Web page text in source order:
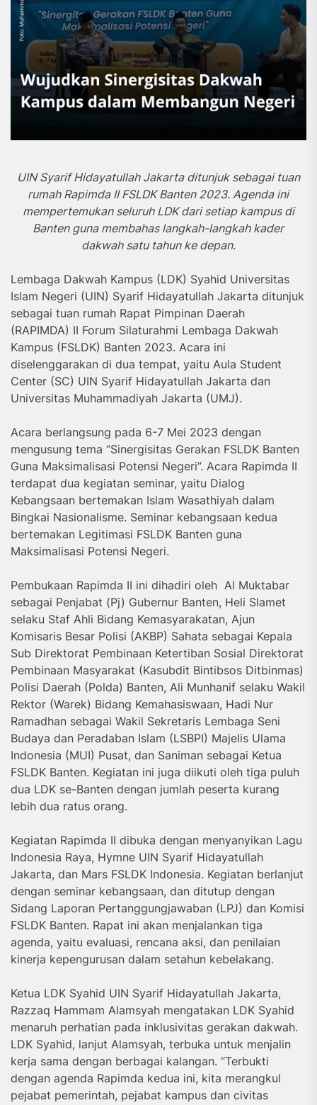
UIN Syarif Hidayatullah Jakarta ditunjuk sebagai tuan
rumah Rapimda II FSLDK Banten 2023. Agenda ini
mempertemukan seluruh LDK dari setiap kampus di
Banten guna membahas langkah-langkah kader
dakwah satu tahun ke depan.
Lembaga Dakwah Kampus (LDK) Syahid Universitas
Islam Negeri (UIN) Syarif Hidayatullah Jakarta ditunjuk
sebagai tuan rumah Rapat Pimpinan Daerah
(RAPIMDA) II Forum Silaturahmi Lembaga Dakwah
Kampus (FSLDK) Banten 2023. Acara ini
diselenggarakan di dua tempat, yaitu Aula Student
Center (SC) UIN Syarif Hidayatullah Jakarta dan
Universitas Muhammadiyah Jakarta (UMJ).
Acara berlangsung pada 6-7 Mei 2023 dengan
mengusung tema “Sinergisitas Gerakan FSLDK Banten
Guna Maksimalisasi Potensi Negeri”. Acara Rapimda II
terdapat dua kegiatan seminar, yaitu Dialog
Kebangsaan bertemakan Islam Wasathiyah dalam
Bingkai Nasionalisme. Seminar kebangsaan kedua
bertemakan Legitimasi FSLDK Banten guna
Maksimalisasi Potensi Negeri.
Pembukaan Rapimda II ini dihadiri oleh Al Muktabar
sebagai Penjabat (Pj) Gubernur Banten, Heli Slamet
selaku Staf Ahli Bidang Kemasyarakatan, Ajun
Komisaris Besar Polisi (AKBP) Sahata sebagai Kepala
Sub Direktorat Pembinaan Ketertiban Sosial Direktorat
Pembinaan Masyarakat (Kasubdit Bintibsos Ditbinmas)
Polisi Daerah (Polda) Banten, Ali Munhanif selaku Wakil
Rektor (Warek) Bidang Kemahasiswaan, Hadi Nur
Ramadhan sebagai Wakil Sekretaris Lembaga Seni
Budaya dan Peradaban Islam (LSBPI) Majelis Ulama
Indonesia (MUI) Pusat, dan Saniman sebagai Ketua
FSLDK Banten. Kegiatan ini juga diikuti oleh tiga puluh
dua LDK se-Banten dengan jumlah peserta kurang
lebih dua ratus orang.
Kegiatan Rapimda II dibuka dengan menyanyikan Lagu
Indonesia Raya, Hymne UIN Syarif Hidayatullah
Jakarta, dan Mars FSLDK Indonesia. Kegiatan berlanjut
dengan seminar kebangsaan, dan ditutup dengan
Sidang Laporan Pertanggungjawaban (LPJ) dan Komisi
FSLDK Banten. Rapat ini akan menjalankan tiga
agenda, yaitu evaluasi, rencana aksi, dan penilaian
kinerja kepengurusan dalam setahun kebelakang.
Ketua LDK Syahid UIN Syarif Hidayatullah Jakarta,
Razzaq Hammam Alamsyah mengatakan LDK Syahid
menaruh perhatian pada inklusivitas gerakan dakwah.
LDK Syahid, lanjut Alamsyah, terbuka untuk menjalin
kerja sama dengan berbagai kalangan. “Terbukti
dengan agenda Rapimda kedua ini, kita merangkul
pejabat pemerintah, pejabat kampus dan civitas